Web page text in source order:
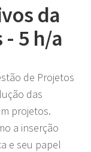
da
5 h/a
de Projetos
das
projetos.
a inserção
e seu papel